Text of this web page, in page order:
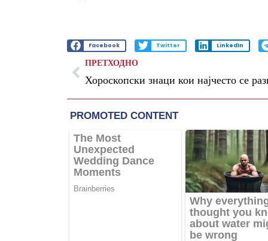
Facebook Twitter LinkedIn
ПРЕТХОДНО